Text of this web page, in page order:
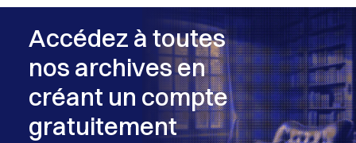
Accédez à toutes
nos archives en
créant un compte
gratuitement